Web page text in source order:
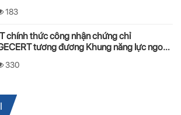
183
chính thức công nhận chứng chỉ
tương đương Khung năng lực ngoại
330